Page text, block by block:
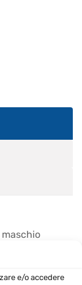
e/o accedere
maschio